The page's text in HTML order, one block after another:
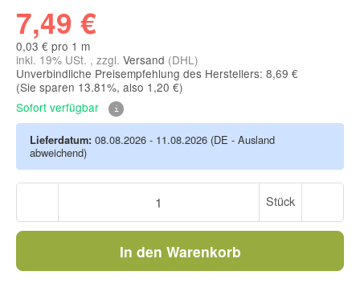
7,49 €
0,03 € pro 1 m
inkl. 19% USt. , zzgl. Versand (DHL)
Unverbindliche Preisempfehlung des Herstellers: 8,69 €
(Sie sparen 13.81%, also 1,20 €)
Sofort verfügbar
Lieferdatum: 08.08.2026 - 11.08.2026 (DE - Ausland
abweichend)
Stück
In den Warenkorb